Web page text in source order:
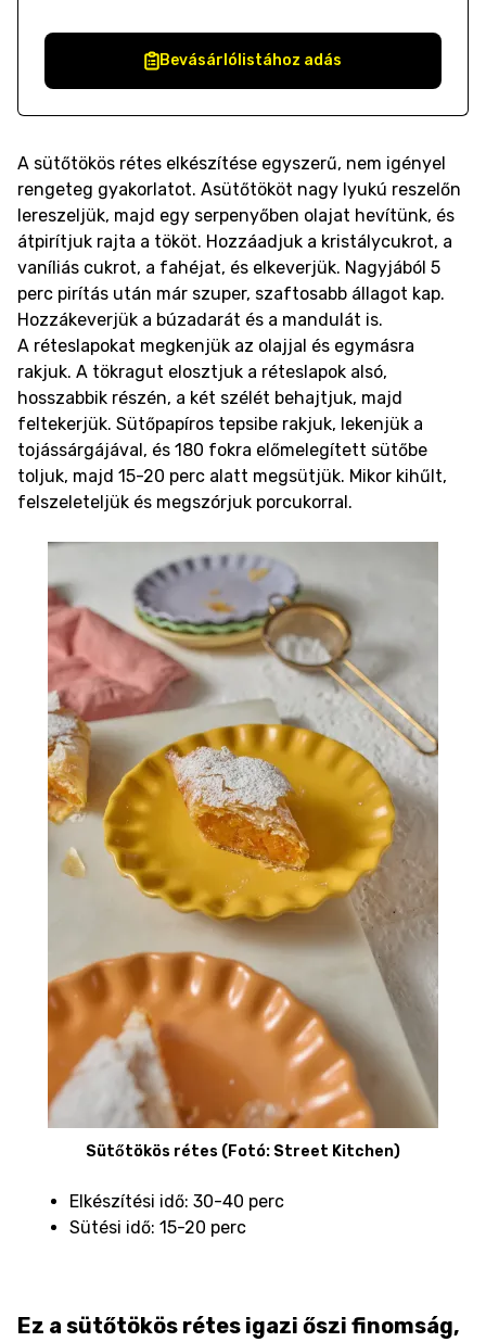
Bevásárlólistához adás
A sütőtökös rétes elkészítése egyszerű, nem igényel
rengeteg gyakorlatot. Asütőtököt nagy lyukú reszelőn
lereszeljük, majd egy serpenyőben olajat hevítünk, és
átpirítjuk rajta a tököt. Hozzáadjuk a kristálycukrot, a
vaníliás cukrot, a fahéjat, és elkeverjük. Nagyjából 5
perc pirítás után már szuper, szaftosabb állagot kap.
Hozzákeverjük a búzadarát és a mandulát is.
A réteslapokat megkenjük az olajjal és egymásra
rakjuk. A tökragut elosztjuk a réteslapok alsó,
hosszabbik részén, a két szélét behajtjuk, majd
feltekerjük. Sütőpapíros tepsibe rakjuk, lekenjük a
tojássárgájával, és 180 fokra előmelegített sütőbe
toljuk, majd 15-20 perc alatt megsütjük. Mikor kihűlt,
felszeleteljük és megszórjuk porcukorral.
Sütőtökös rétes (Fotó: Street Kitchen)
Elkészítési idő: 30-40 perc
Sütési idő: 15-20 perc
Ez a sütőtökös rétes igazi őszi finomság,